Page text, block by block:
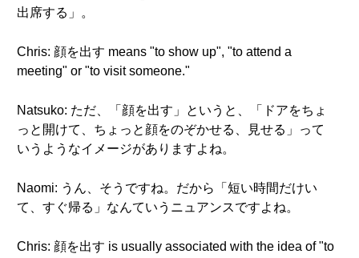
出席する」。
Chris: 顔を出す means "to show up", "to attend a
meeting" or "to visit someone."
Natsuko: ただ、「顔を出す」というと、「ドアをちょ
っと開けて、ちょっと顔をのぞかせる、見せる」って
いうようなイメージがありますよね。
Naomi: うん、そうですね。だから「短い時間だけい
て、すぐ帰る」なんていうニュアンスですよね。
Chris: 顔を出す is usually associated with the idea of "to